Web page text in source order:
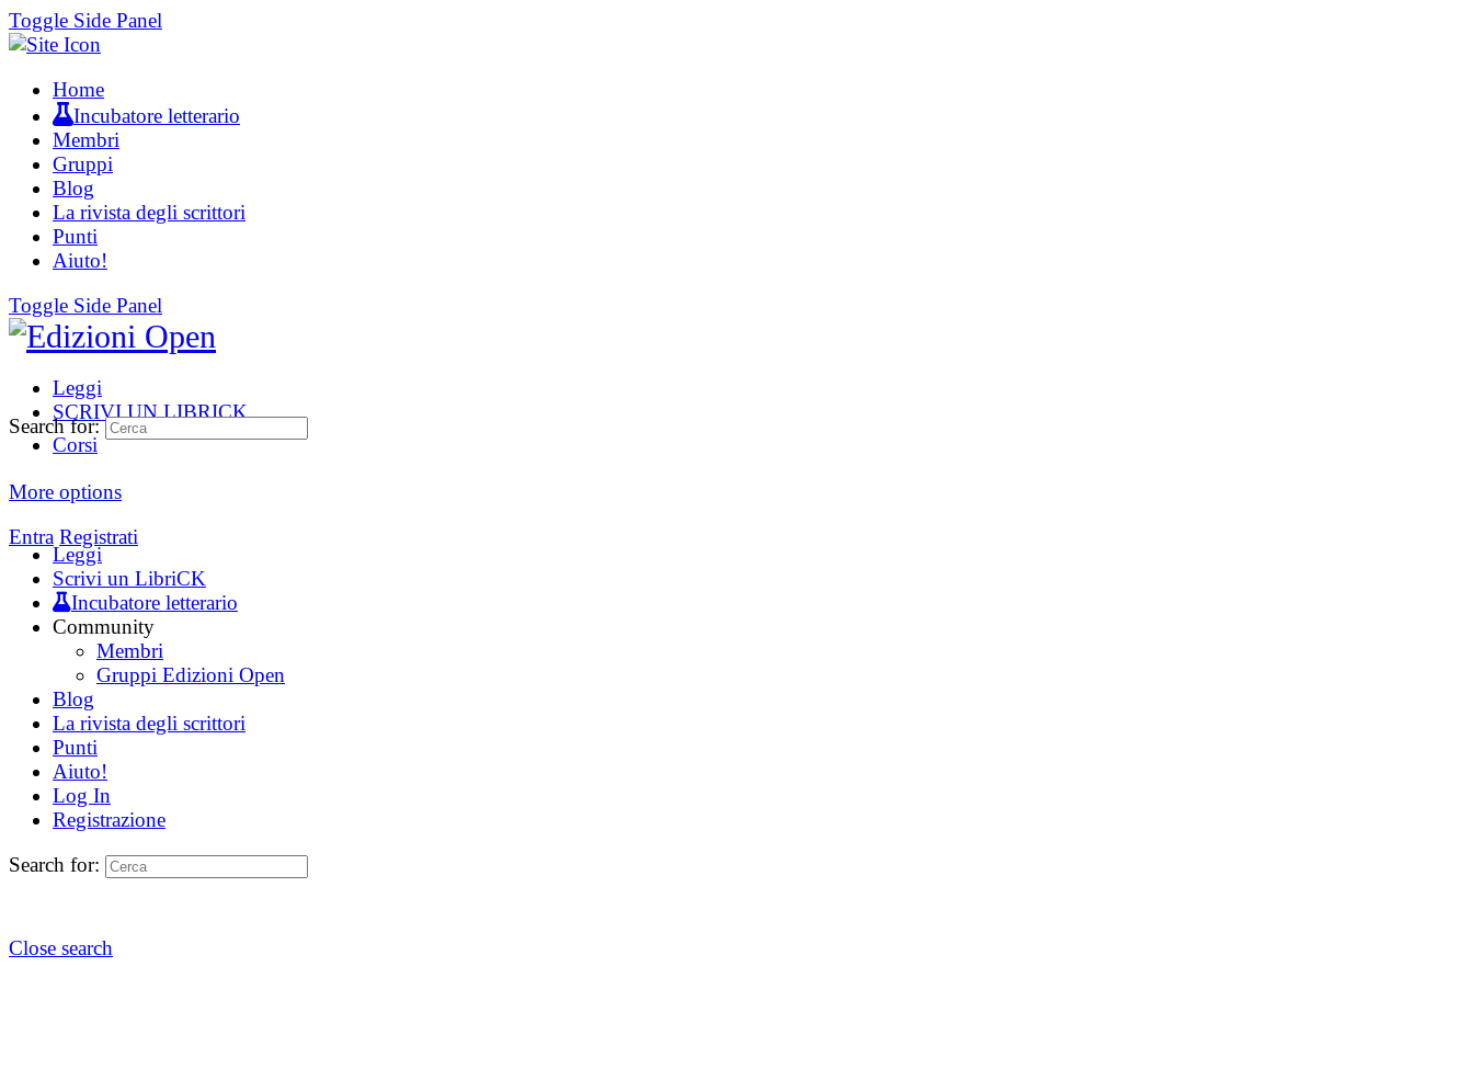
Toggle Side Panel
Home
Incubatore letterario
Membri
Gruppi
Blog
La rivista degli scrittori
Punti
Aiuto!
Toggle Side Panel
Leggi
SCRIVI UN LIBRICK
Corsi
More options
Entra Registrati
Search for:
Leggi
Scrivi un LibriCK
Incubatore letterario
Community
Membri
Gruppi Edizioni Open
Blog
La rivista degli scrittori
Punti
Aiuto!
Log In
Registrazione
Search for:
Close search